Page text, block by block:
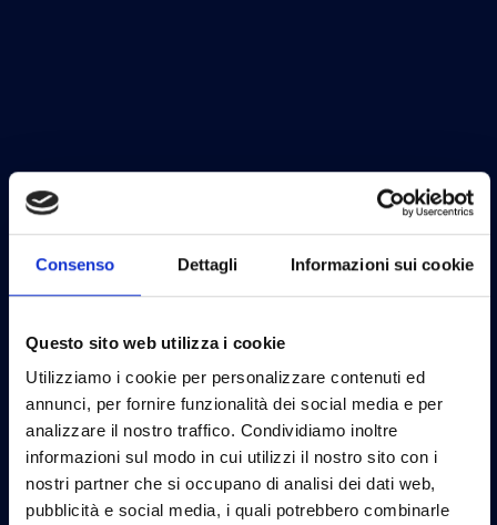
Consenso Dettagli Informazioni sui cookie
Questo sito web utilizza i cookie
Utilizziamo i cookie per personalizzare contenuti ed
annunci, per fornire funzionalità dei social media e per
analizzare il nostro traffico. Condividiamo inoltre
informazioni sul modo in cui utilizzi il nostro sito con i
nostri partner che si occupano di analisi dei dati web,
pubblicità e social media, i quali potrebbero combinarle